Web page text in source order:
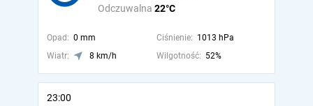
Odczuwalna 22°C
Opad: 0 mm Ciśnienie: 1013 hPa
Wiatr:
8 km/h Wilgotność: 52%
23:00